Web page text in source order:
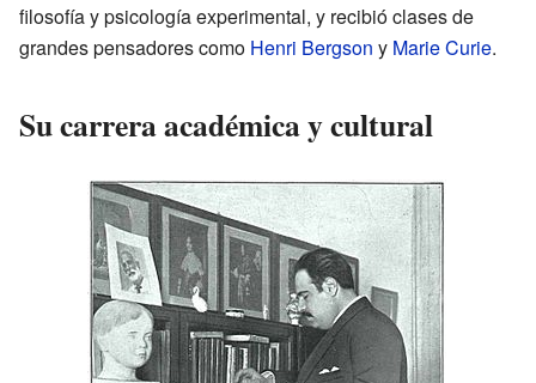
filosofía y psicología experimental, y recibió clases de
grandes pensadores como Henri Bergson y Marie Curie.
Su carrera académica y cultural